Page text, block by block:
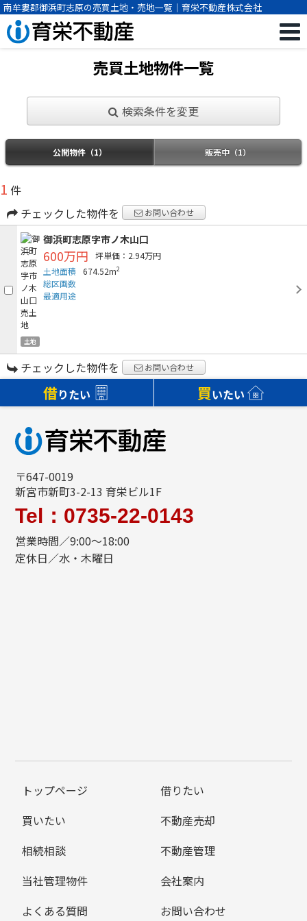
南牟婁郡御浜町志原の売買土地・売地一覧｜育栄不動産株式会社
売買土地物件一覧
検索条件を変更
公開物件（1） 販売中（1）
1 件
チェックした物件を
お問い合わせ
土地
御浜町志原字市ノ木山口
600万円
坪単価：2.94万円
土地面積
674.52m2
総区画数
最適用途
チェックした物件を お問い合わせ
借りたい 買いたい
〒647-0019
新宮市新町3-2-13 育栄ビル1F
Tel：0735-22-0143
営業時間／9:00～18:00
定休日／水・木曜日
トップページ
借りたい
買いたい
不動産売却
相続相談
不動産管理
当社管理物件
会社案内
よくある質問
お問い合わせ